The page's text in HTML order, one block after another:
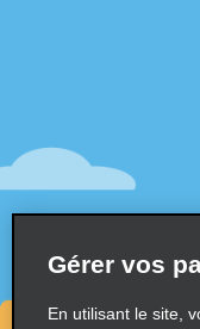
Réservations
Faire une
Ne pas
Gérer vos
En utilisant le site,